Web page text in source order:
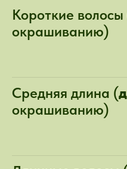
Короткие
окрашиванию)
Средняя длина (
окрашиванию)